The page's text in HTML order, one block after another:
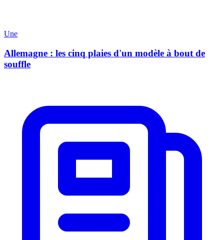
Une
Allemagne : les cinq plaies d'un modèle à bout de
souffle